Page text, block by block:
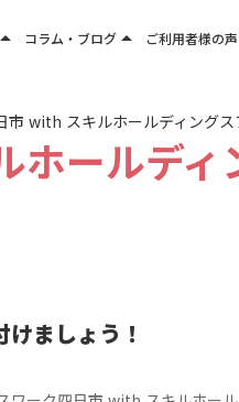
市 with スキルホールディング
ホールディ
ましょう！
コラム・ブログarrow_drop_up ご利用者様の声